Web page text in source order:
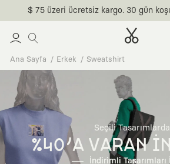
$ 75 üzeri ücretsiz kargo. 30 gün
Ana Sayfa Erkek Sweatshirt
Seçili Tasarımlarda
%40'A VARAN
İndirimli Tasarımları